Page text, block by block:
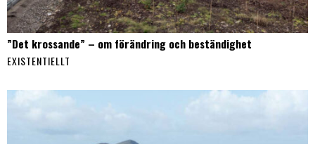
”Det krossande” – om förändring och beständighet
EXISTENTIELLT